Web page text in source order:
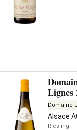
Lignes
Domaine
Alsace
Riesling